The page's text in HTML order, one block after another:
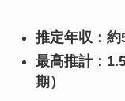
推定年収：
最高推計：
期）